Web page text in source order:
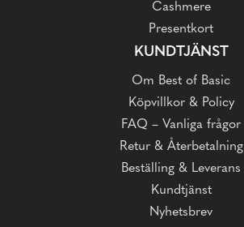
Cashmere
Presentkort
KUNDTJÄNST
Om Best of Basic
Köpvillkor & Policy
FAQ – Vanliga frågor
Retur & Återbetalning
Beställing & Leverans
Kundtjänst
Nyhetsbrev